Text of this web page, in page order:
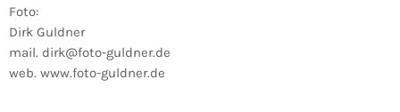
Foto:
Dirk Guldner
mail. dirk@foto-guldner.de
web. www.foto-guldner.de